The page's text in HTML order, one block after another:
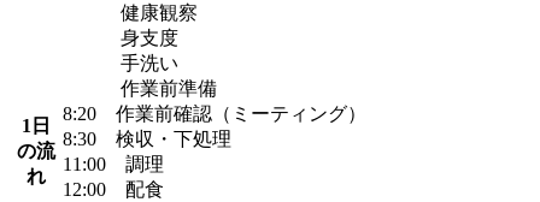
1日
の流
れ
健康観察
身支度
手洗い
作業前準備
8:20 作業前確認（ミーティング）
8:30 検収・下処理
11:00 調理
12:00 配食